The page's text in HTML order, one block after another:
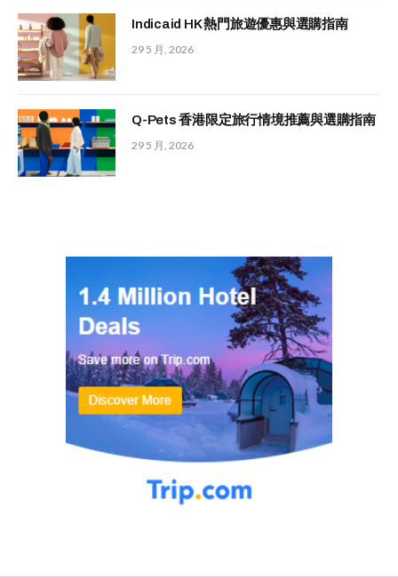
Indicaid HK 熱門旅遊優惠與選購指南
29 5 月, 2026
Q-Pets 香港限定旅行情境推薦與選購指南
29 5 月, 2026